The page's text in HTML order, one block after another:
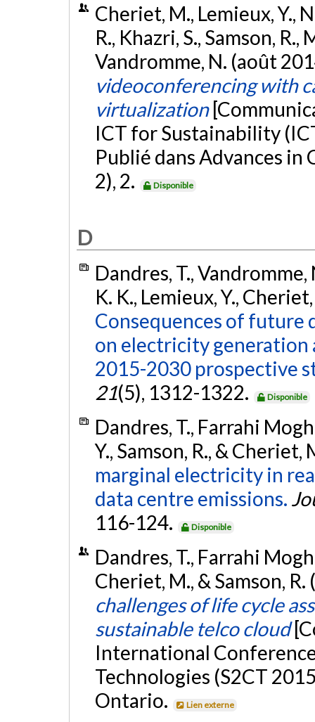
Cheriet, M., Lemieux, Y.,
R., Khazri, S., Samson, R.,
Vandromme, N. (août
videoconferencing with
virtualization
ICT for Sustainability
Publié dans Advances in
2), 2.
Disponible
D
Dandres, T.,
K. K., Lemieux, Y.,
Consequences of future
on electricity generation
2015-2030 prospective
21(5), 1312-1322. Disponible
Dandres, T., Farrahi
Y., Samson, R., & Cheriet,
marginal electricity in
data centre emissions.
116-124.
Disponible
Dandres, T., Farrahi
Cheriet, M., & Samson,
challenges of life cycle
sustainable telco cloud
International
Technologies (S2CT
Ontario.
Lien externe